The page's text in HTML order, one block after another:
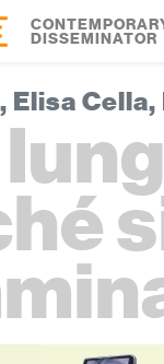
DISSEMINATOR
Elisa